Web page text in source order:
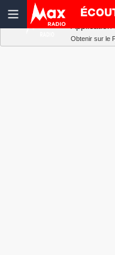
Radio
Obtenir sur le